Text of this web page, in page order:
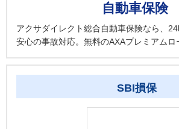
自動車保険
アクサダイレクト総合自動車保険なら、
安心の事故対応。無料のAXAプレミアムロ
SBI損保